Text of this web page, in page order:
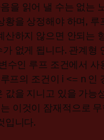
을 읽어 낼 수는 없는
황을 상정해야 하며, 루
산하지 않으면 안되는
없게 됩니다. 관계형
수인 루프 조건에서 사
프의 조건이 i <= n 인
값을 지니고 있을 가능
이것이 잠재적으로
입니다.